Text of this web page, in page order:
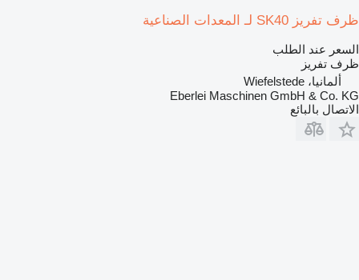
ظرف تفريز SK40 لـ المعدات الصناعية
السعر عند الطلب
ظرف تفريز
ألمانيا، Wiefelstede
Eberlei Maschinen GmbH & Co. KG
الاتصال بالبائع